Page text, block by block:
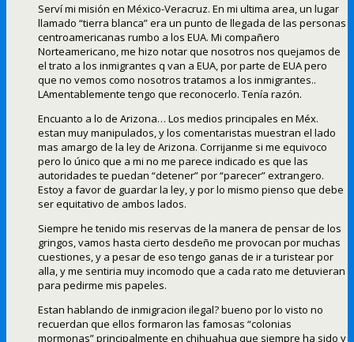
Serví mi misión en México-Veracruz. En mi ultima area, un lugar
llamado “tierra blanca” era un punto de llegada de las personas
centroamericanas rumbo a los EUA. Mi compañero
Norteamericano, me hizo notar que nosotros nos quejamos de
el trato a los inmigrantes q van a EUA, por parte de EUA pero
que no vemos como nosotros tratamos a los inmigrantes..
LAmentablemente tengo que reconocerlo. Tenía razón.
Encuanto a lo de Arizona… Los medios principales en Méx.
estan muy manipulados, y los comentaristas muestran el lado
mas amargo de la ley de Arizona. Corrijanme si me equivoco
pero lo único que a mi no me parece indicado es que las
autoridades te puedan “detener” por “parecer” extrangero.
Estoy a favor de guardar la ley, y por lo mismo pienso que debe
ser equitativo de ambos lados.
Siempre he tenido mis reservas de la manera de pensar de los
gringos, vamos hasta cierto desdeño me provocan por muchas
cuestiones, y a pesar de eso tengo ganas de ir a turistear por
alla, y me sentiria muy incomodo que a cada rato me detuvieran
para pedirme mis papeles.
Estan hablando de inmigracion ilegal? bueno por lo visto no
recuerdan que ellos formaron las famosas “colonias
mormonas” principalmente en chihuahua que siempre ha sido y